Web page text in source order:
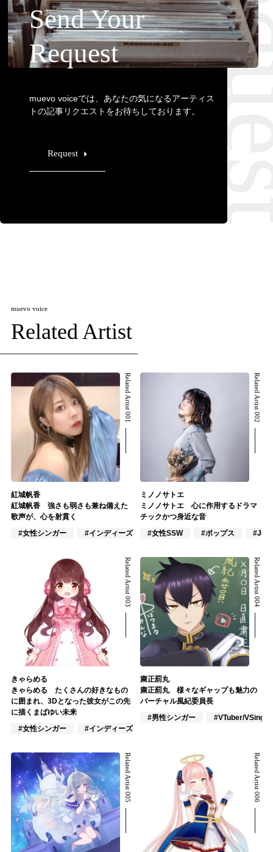
Send Your
Request
muevo voiceでは、あなたの気になるアーティス
トの記事リクエストをお待ちしております。
Request
muevo voice
Related Artist
Related Artist 001
紅城帆香
紅城帆香 強さも弱さも兼ね備えた
歌声が、心を射貫く
#女性シンガー
#インディーズ #女性アイドル
Related Artist 002
ミノノサトエ
ミノノサトエ 心に作用するドラマ
チックかつ身近な音
#女性SSW
#ポップス #J-
Related Artist 003
きゃらめる
きゃらめる たくさんの好きなもの
に囲まれ、3Dとなった彼女がこの先
に描くまばゆい未来
#女性シンガー
#インディーズ
Related Artist 004
粛正罰丸
粛正罰丸 様々なギャップも魅力の
バーチャル風紀委員長
#男性シンガー
#VTuber/VSinger
Related Artist 005 Related Artist 006